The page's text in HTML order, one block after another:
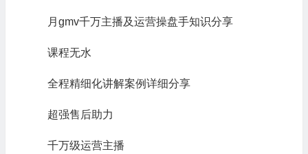
月gmv千万主播及运营操盘手知识分享
课程无水
全程精细化讲解案例详细分享
超强售后助力
千万级运营主播